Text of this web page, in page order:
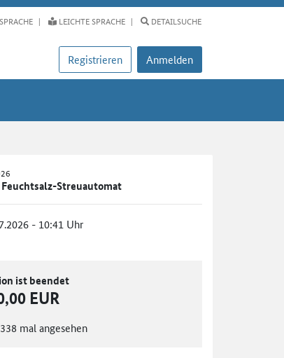
LEICHTE SPRACHE DETAILSUCHE
Registrieren Anmelden
Feuchtsalz-Streuautomat
- 10:41 Uhr
ist beendet
EUR
mal angesehen